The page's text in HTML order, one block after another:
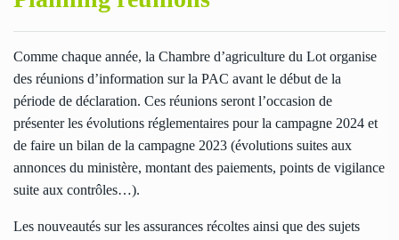
Comme chaque année, la Chambre d’agriculture du Lot organise
des réunions d’information sur la PAC avant le début de la
période de déclaration. Ces réunions seront l’occasion de
présenter les évolutions réglementaires pour la campagne 2024 et
de faire un bilan de la campagne 2023 (évolutions suites aux
annonces du ministère, montant des paiements, points de vigilance
suite aux contrôles…).
Les nouveautés sur les assurances récoltes ainsi que des sujets